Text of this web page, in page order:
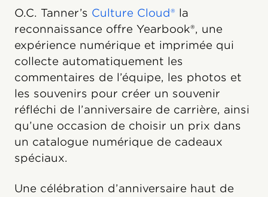
O.C. Tanner’s Culture Cloud® la
reconnaissance offre Yearbook®, une
expérience numérique et imprimée qui
collecte automatiquement les
commentaires de l’équipe, les photos et
les souvenirs pour créer un souvenir
réfléchi de l’anniversaire de carrière, ainsi
qu’une occasion de choisir un prix dans
un catalogue numérique de cadeaux
spéciaux.
Une célébration d’anniversaire haut de